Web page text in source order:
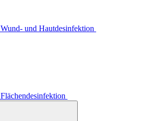
Wund- und Hautdesinfektion
Flächendesinfektion